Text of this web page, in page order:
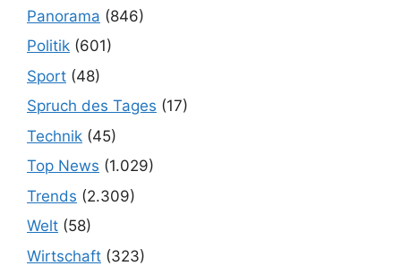
Panorama (846)
Politik (601)
Sport (48)
Spruch des Tages (17)
Technik (45)
Top News (1.029)
Trends (2.309)
Welt (58)
Wirtschaft (323)